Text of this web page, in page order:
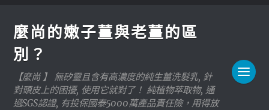
麼尚的嫩子薑與老薑的區
別？
【麼尚 】 無矽靈且含有高濃度的純生薑洗髮乳, 針
對頭皮上的困擾, 使用它就對了！ 純植物萃取物, 通
過SGS認證, 有投保國泰5000萬產品責任險，用得放